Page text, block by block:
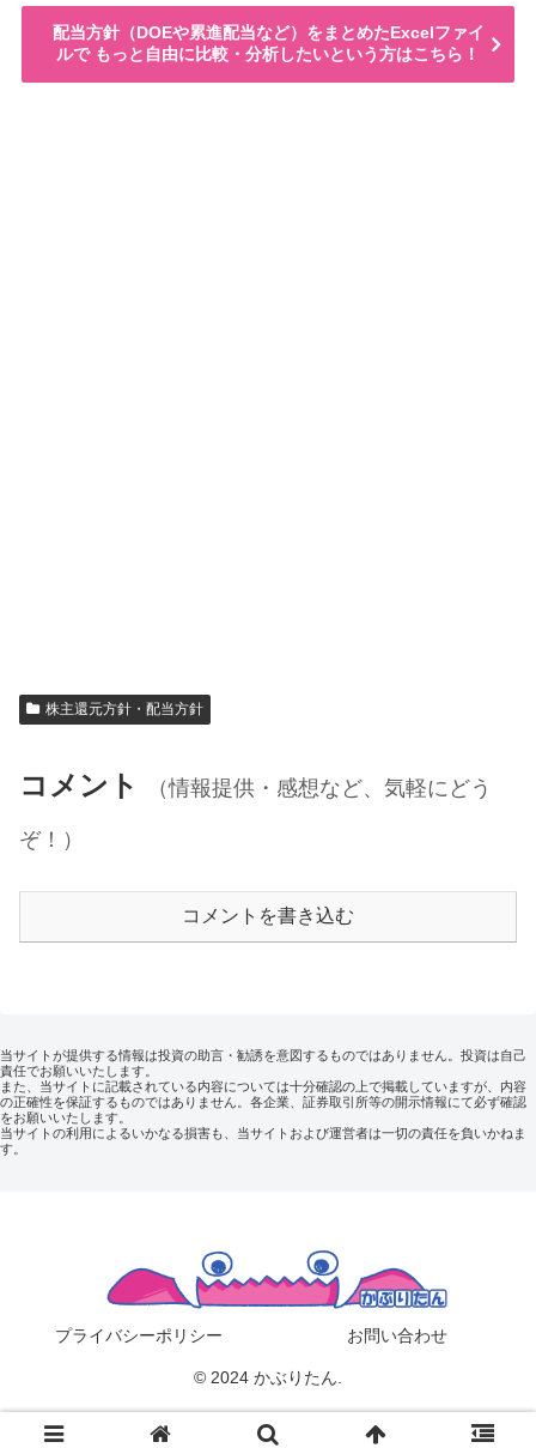
配当方針（DOEや累進配当など）をまとめたExcelファイ
ルで もっと自由に比較・分析したいという方はこちら！
株主還元方針・配当方針
コメント
（情報提供・感想など、気軽にどう
ぞ！）
コメントを書き込む
当サイトが提供する情報は投資の助言・勧誘を意図するものではありません。投資は自己
責任でお願いいたします。
また、当サイトに記載されている内容については十分確認の上で掲載していますが、内容
の正確性を保証するものではありません。各企業、証券取引所等の開示情報にて必ず確認
をお願いいたします。
当サイトの利用によるいかなる損害も、当サイトおよび運営者は一切の責任を負いかねま
す。
プライバシーポリシー お問い合わせ
© 2024 かぶりたん.